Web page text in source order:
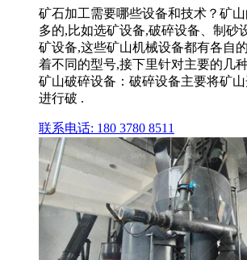
矿石加工需要哪些设备和技术？矿
多的,比如选矿设备,破碎设备、制砂
矿设备,这些矿山机械设备都有各自
着不同的型号,接下里针对主要的几
矿山破碎设备：破碎设备主要将矿
进行破 .
联系电话: 180 3780 8511